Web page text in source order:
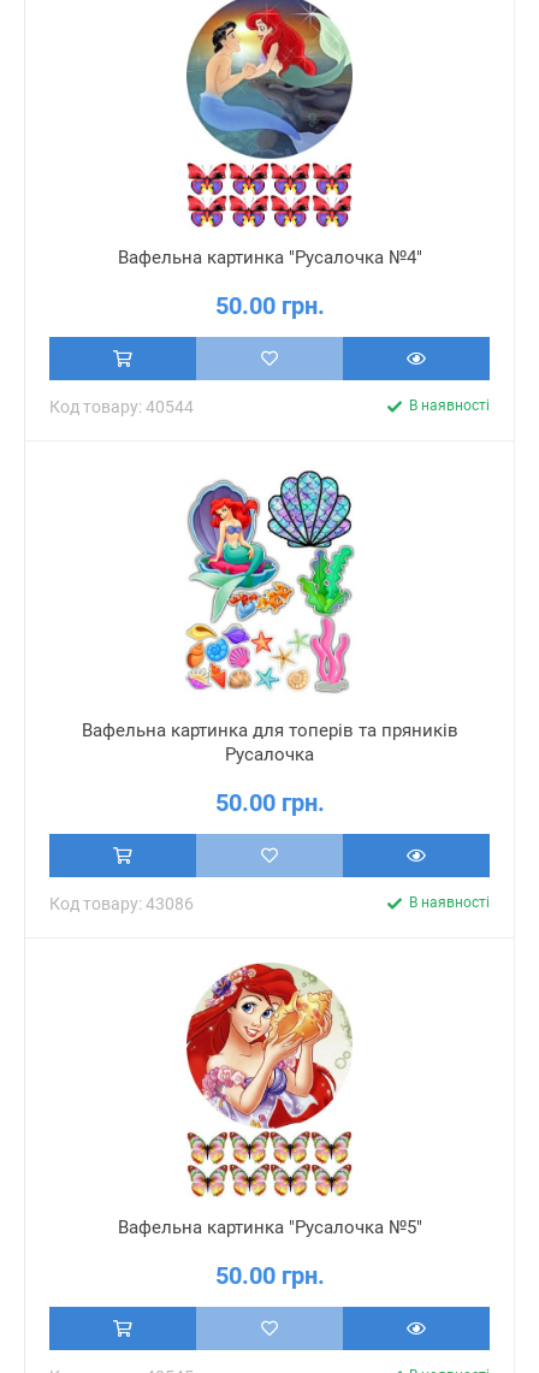
Вафельна картинка "Русалочка №4"
50.00 грн.
Код товару: 40544 В наявності
Вафельна картинка для топерів та пряників
Русалочка
50.00 грн.
Код товару: 43086 В наявності
Вафельна картинка "Русалочка №5"
50.00 грн.